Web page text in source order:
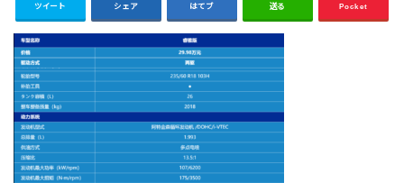
ツイート シェア はてブ 送る Pocket